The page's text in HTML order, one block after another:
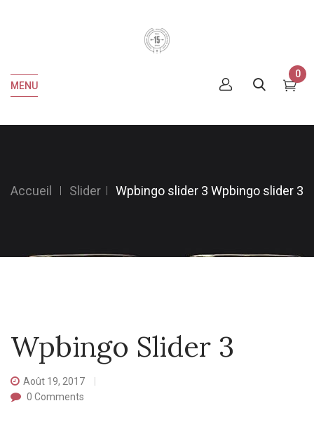
MENU
0
Accueil Slider Wpbingo slider 3 Wpbingo slider 3
Wpbingo Slider 3
Août 19, 2017
0 Comments